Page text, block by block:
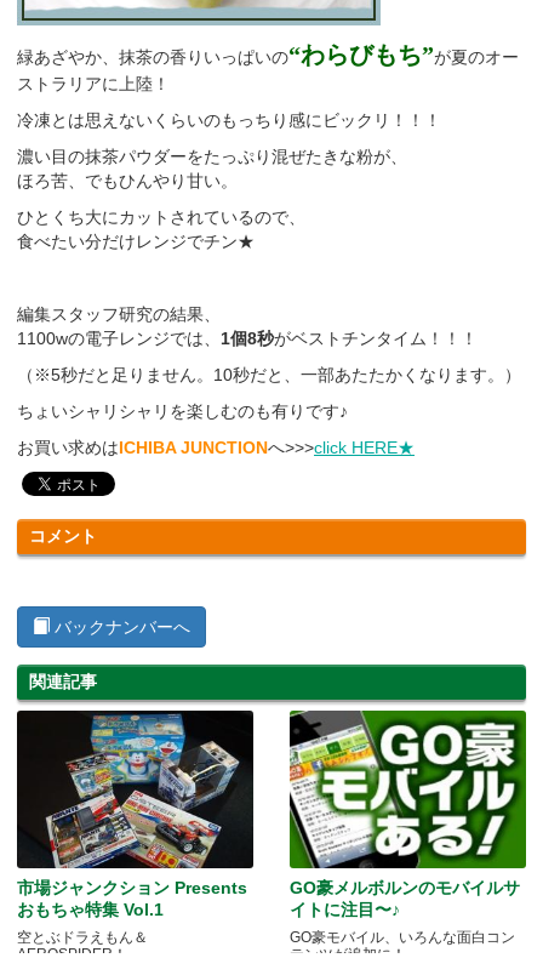
緑あざやか、抹茶の香りいっぱいの“わらびもち”が夏のオー
ストラリアに上陸！
冷凍とは思えないくらいのもっちり感にビックリ！！！
濃い目の抹茶パウダーをたっぷり混ぜたきな粉が、
ほろ苦、でもひんやり甘い。
ひとくち大にカットされているので、
食べたい分だけレンジでチン★
編集スタッフ研究の結果、
1100wの電子レンジでは、 1個8秒がベストチンタイム！！！
（※5秒だと足りません。10秒だと、一部あたたかくなります。）
ちょいシャリシャリを楽しむのも有りです♪
お買い求めはICHIBA JUNCTIONへ>>>click HERE★
コメント
バックナンバーへ
関連記事
市場ジャンクション Presents
おもちゃ特集 Vol.1
空とぶドラえもん＆
AEROSPIDER！
GO豪メルボルンのモバイルサ
イトに注目〜♪
GO豪モバイル、いろんな面白コン
テンツが追加に！